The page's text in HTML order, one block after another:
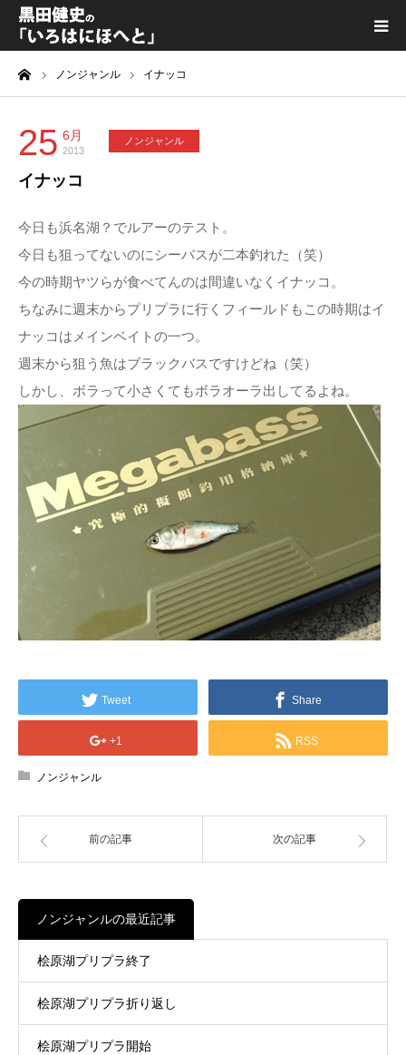
ノンジャンル イナッコ
25 6月
2013
ノンジャンル
イナッコ
今日も浜名湖？でルアーのテスト。
今日も狙ってないのにシーバスが二本釣れた（笑）
今の時期ヤツらが食べてんのは間違いなくイナッコ。
ちなみに週末からプリプラに行くフィールドもこの時期はイ
ナッコはメインベイトの一つ。
週末から狙う魚はブラックバスですけどね（笑）
しかし、ボラって小さくてもボラオーラ出してるよね。
Tweet Share
+1 RSS
ノンジャンル
前の記事 次の記事
ノンジャンルの最近記事
桧原湖プリプラ終了
桧原湖プリプラ折り返し
桧原湖プリプラ開始
黒田健史プロフィール
カテゴリ一覧
喫茶KURODA
YouTube｜Kuro channel
メディア出演
プライバシーポリシー